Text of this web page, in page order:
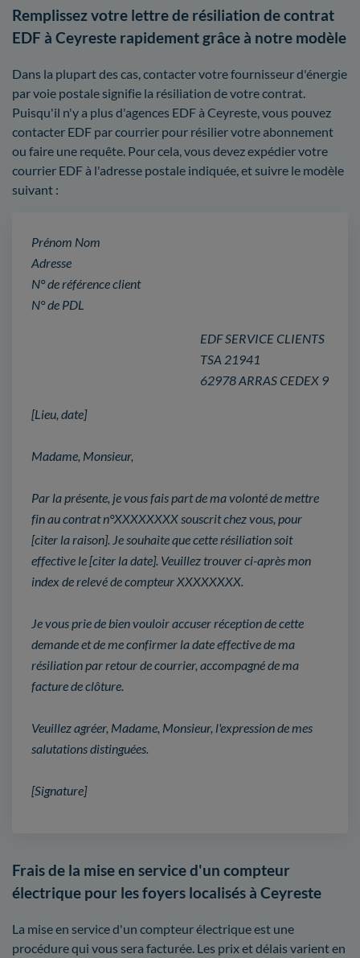
Remplissez votre lettre de résiliation de contrat
EDF à Ceyreste rapidement grâce à notre modèle
Dans la plupart des cas, contacter votre fournisseur d'énergie
par voie postale signifie la résiliation de votre contrat.
Puisqu'il n'y a plus d'agences EDF à Ceyreste, vous pouvez
contacter EDF par courrier pour résilier votre abonnement
ou faire une requête. Pour cela, vous devez expédier votre
courrier EDF à l'adresse postale indiquée, et suivre le modèle
suivant :
Prénom Nom
Adresse
N° de référence client
N° de PDL
EDF SERVICE CLIENTS
TSA 21941
62978 ARRAS CEDEX 9
[Lieu, date]
Madame, Monsieur,
Par la présente, je vous fais part de ma volonté de mettre
fin au contrat n°XXXXXXXX souscrit chez vous, pour
[citer la raison]. Je souhaite que cette résiliation soit
effective le [citer la date]. Veuillez trouver ci-après mon
index de relevé de compteur XXXXXXXX.
Je vous prie de bien vouloir accuser réception de cette
demande et de me confirmer la date effective de ma
résiliation par retour de courrier, accompagné de ma
facture de clôture.
Veuillez agréer, Madame, Monsieur, l'expression de mes
salutations distinguées.
[Signature]
Frais de la mise en service d'un compteur
électrique pour les foyers localisés à Ceyreste
La mise en service d'un compteur électrique est une
procédure qui vous sera facturée. Les prix et délais varient en